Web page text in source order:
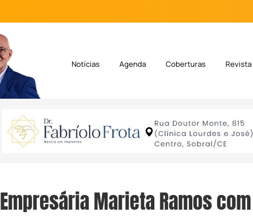
Notícias Agenda Coberturas Revista
Empresária Marieta Ramos